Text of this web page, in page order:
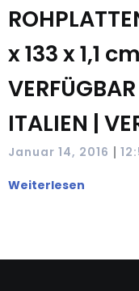
x 133 x 1,1
ITALIEN |
Januar 14, 2016 |
Weiterlesen